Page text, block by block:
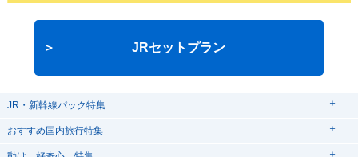
JRセットプラン
JR・新幹線パック特集
tabiwaスペシャル
おすすめ国内旅行特集